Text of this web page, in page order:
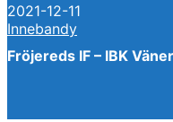
2021-12-11
Innebandy
Fröjereds IF – IBK